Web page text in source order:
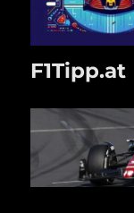
F1Tipp.at